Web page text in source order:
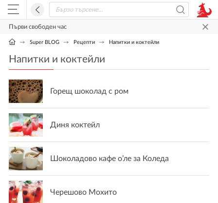
Първи свободен час
Super BLOG Рецепти Напитки и коктейли
Напитки и коктейли
Горещ шоколад с ром
Диня коктейл
Шоколадово кафе о’ле за Коледа
Черешово Мохито